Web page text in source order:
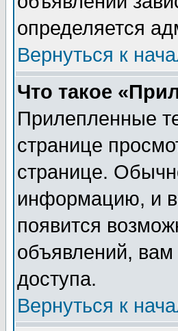
определяется
Вернуться к
Что такое
Прилепленные
странице
странице.
информацию, и
появится
объявлений,
доступа.
Вернуться к